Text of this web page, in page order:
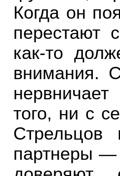
Когда он
перестают
как-то
внимания.
того, ни с
партнеры —